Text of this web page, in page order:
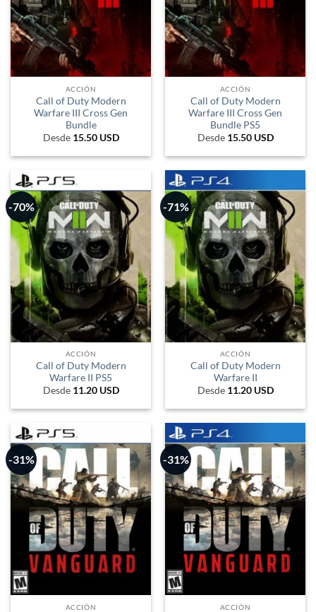
ACCIÓN
Call of Duty Modern
Warfare III Cross Gen
Bundle
Desde 15.50 USD
ACCIÓN
Call of Duty Modern
Warfare III Cross Gen
Bundle PS5
Desde 15.50 USD
-70%
ACCIÓN
Call of Duty Modern
Warfare II PS5
Desde 11.20 USD
-71%
ACCIÓN
Call of Duty Modern
Warfare II
Desde 11.20 USD
-31%
ACCIÓN
-31%
ACCIÓN